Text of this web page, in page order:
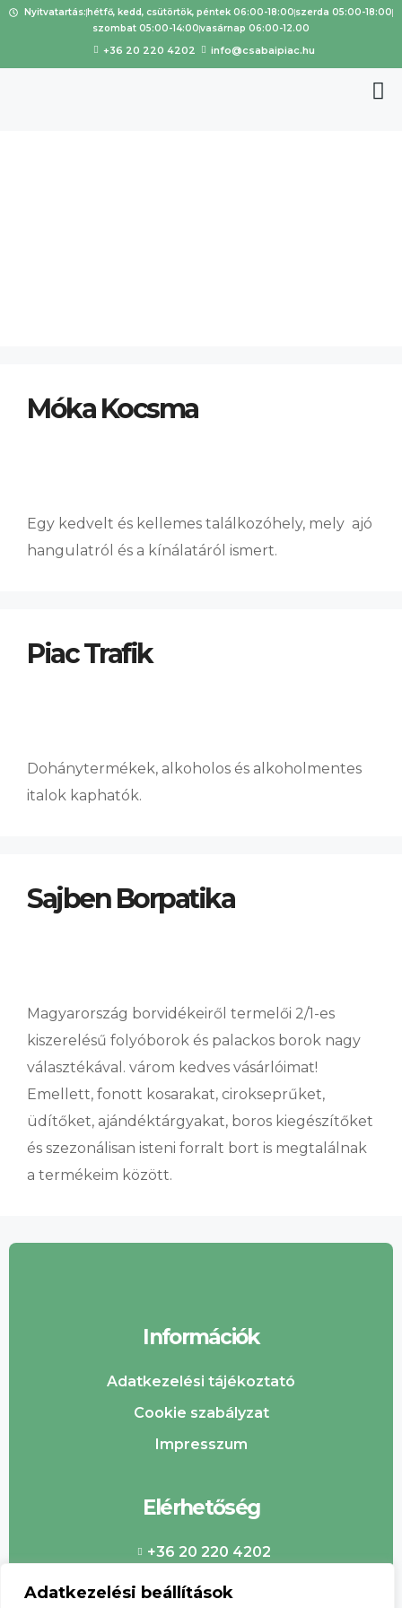
Adatkezelési beállítások
Nyitvatartás:hétfő, kedd, csütörtök, péntek 06:00-18:00szerda 05:00-18:00
szombat 05:00-14:00vasárnap 06:00-12.00
+36 20 220 4202 info@csabaipiac.hu
Móka Kocsma
Egy kedvelt és kellemes találkozóhely, mely ajó
hangulatról és a kínálatáról ismert.
Piac Trafik
Dohánytermékek, alkoholos és alkoholmentes
italok kaphatók.
Sajben Borpatika
Magyarország borvidékeiről termelői 2/1-es
kiszerelésű folyóborok és palackos borok nagy
választékával. várom kedves vásárlóimat!
Emellett, fonott kosarakat, cirokseprűket,
üdítőket, ajándéktárgyakat, boros kiegészítőket
és szezonálisan isteni forralt bort is megtalálnak
a termékeim között.
Információk
Adatkezelési tájékoztató
Cookie szabályzat
Impresszum
Elérhetőség
+36 20 220 4202
info@csabaipiac.hu